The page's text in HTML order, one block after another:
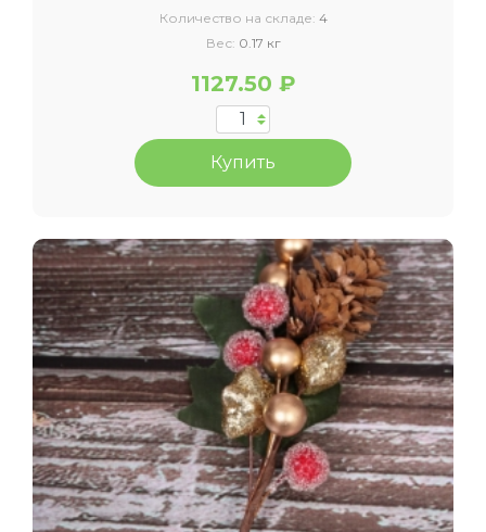
Количество на складе: 4
Вес: 0.17 кг
1127.50 ₽
Купить